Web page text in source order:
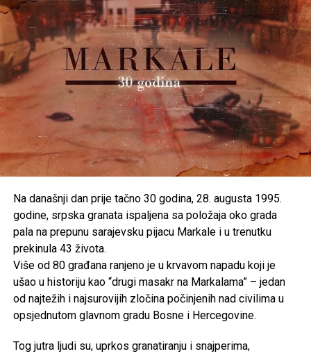
Na današnji dan prije tačno 30 godina, 28. augusta 1995.
godine, srpska granata ispaljena sa položaja oko grada
pala na prepunu sarajevsku pijacu Markale i u trenutku
prekinula 43 života.
Više od 80 građana ranjeno je u krvavom napadu koji je
ušao u historiju kao “drugi masakr na Markalama” – jedan
od najtežih i najsurovijih zločina počinjenih nad civilima u
opsjednutom glavnom gradu Bosne i Hercegovine.
Tog jutra ljudi su, uprkos granatiranju i snajperima,